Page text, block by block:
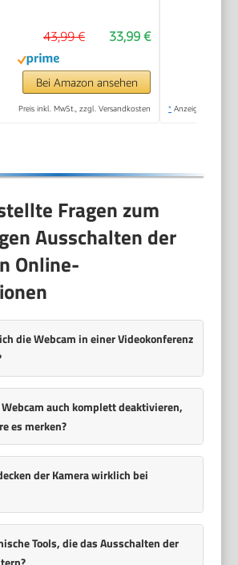
33,99 €
43,99 €
Bei Amazon ansehen
Preis inkl. MwSt., zzgl. Versandkosten * Anzeige
Fragen zum
Ausschalten der
Online-
die Webcam in einer Videokonferenz
auch komplett deaktivieren,
es merken?
der Kamera wirklich bei
Tools, die das Ausschalten der